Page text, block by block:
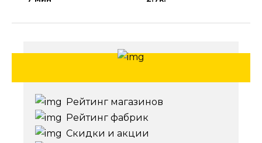
Рейтинг магазинов
Рейтинг фабрик
Скидки и акции